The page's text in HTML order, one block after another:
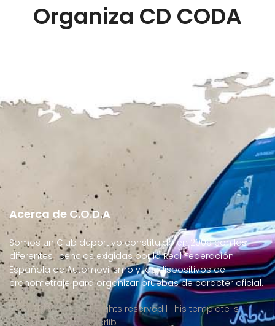
Organiza CD CODA
Acerca de C.O.D.A
Somos un Club deportivo constituido en 2009 con las
diferentes licencias exigidas por la Real Federación
Española de Automovilismo y los dispositivos de
cronometraje para organizar pruebas de caracter oficial.
Copyright ©2026 All rights reserved | This template is
made with
by Colorlib